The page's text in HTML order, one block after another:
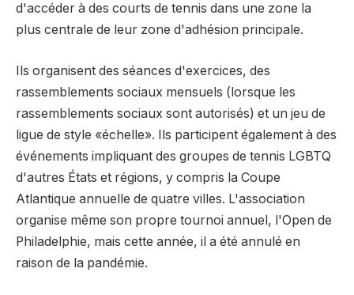
d'accéder à des courts de tennis dans une zone la
plus centrale de leur zone d'adhésion principale.
Ils organisent des séances d'exercices, des
rassemblements sociaux mensuels (lorsque les
rassemblements sociaux sont autorisés) et un jeu de
ligue de style «échelle». Ils participent également à des
événements impliquant des groupes de tennis LGBTQ
d'autres États et régions, y compris la Coupe
Atlantique annuelle de quatre villes. L'association
organise même son propre tournoi annuel, l'Open de
Philadelphie, mais cette année, il a été annulé en
raison de la pandémie.